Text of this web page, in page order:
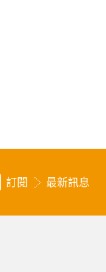
訂閱 最新訊息